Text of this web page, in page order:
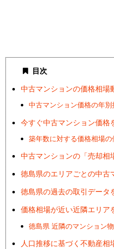
目次
中古マンションの価格相場
中古マンション価格の年別
今すぐ中古マンション価格
築年数に対する価格相場の
中古マンションの「売却相
徳島県のエリアごとの中古
徳島県の過去の取引データ
価格相場が近い近隣エリア
徳島県 近隣のマンション
人口推移に基づく不動産相